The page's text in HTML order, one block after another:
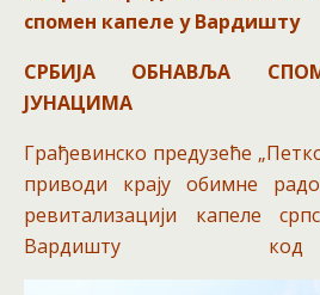
спомен капеле у Вардишту
СРБИЈА ОБНАВЉА
ЈУНАЦИМА
Грађевинско предузеће
приводи крају обимне
ревитализацији капеле
Вардишту